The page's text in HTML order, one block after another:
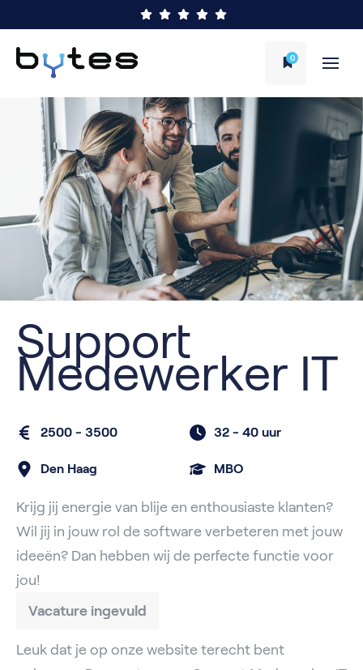
0
Support
Medewerker IT
2500 - 3500 32 - 40 uur
Den Haag MBO
Krijg jij energie van blije en enthousiaste klanten?
Wil jij in jouw rol de software verbeteren met jouw
ideeën? Dan hebben wij de perfecte functie voor
jou!
Vacature ingevuld
Leuk dat je op onze website terecht bent